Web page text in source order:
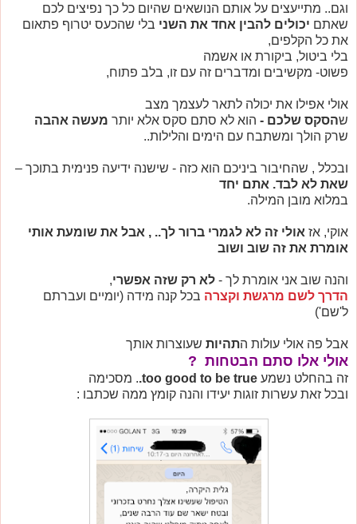
וגם.. מתייעצים על אותם הנושאים שהיום כל כך נפיצים לכם
שאתם יכולים להבין אחד את השני בלי שהכעס יטרוף פתאום
את כל הקלפים,
בלי ביטול, ביקורת או אשמה
פשוט- מקשיבים ומדברים זה עם זו, בלב פתוח,
אולי אפילו את יכולה לתאר לעצמך מצב
שהסקס שלכם - הוא לא סתם סקס אלא יותר מעשה אהבה
שרק הולך ומשתבח עם הימים והלילות..
ובכלל , שהחיבור ביניכם הוא כזה - שישנה ידיעה פנימית בתוכך –
שאת לא לבד. אתם יחד
במלוא מובן המילה.
אוקי, אז אולי זה לא לגמרי ברור לך.. , אבל את שומעת אותי
אומרת את זה שוב ושוב
והנה שוב אני אומרת לך - לא רק שזה אפשרי,
הדרך לשם מרגשת וקצרה בכל קנה מידה (יומיים ועברתם
ל'שם')
אבל פה אולי עולות התהיות שעוצרות אותך
אולי אלו סתם הבטחות ?
זה בהחלט נשמע too good to be true
.. מסכימה
ובכל זאת עשרות זוגות יעידו והנה קומץ ממה שכתבו :